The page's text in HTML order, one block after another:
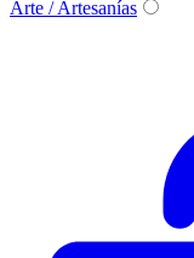
Arte / Artesanías